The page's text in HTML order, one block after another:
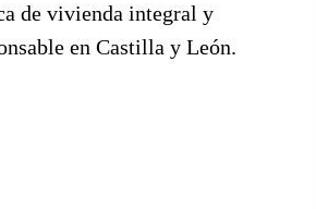
de vivienda integral y
en Castilla y León.